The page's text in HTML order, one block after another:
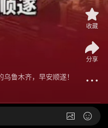
鲁木齐，早安顺遂！
收藏
分享